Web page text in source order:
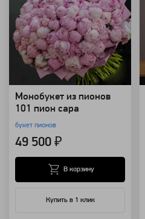
Монобукет из пионов
101 пион сара
букет пионов
49 500 ₽
Купить в 1 клик
В корзину